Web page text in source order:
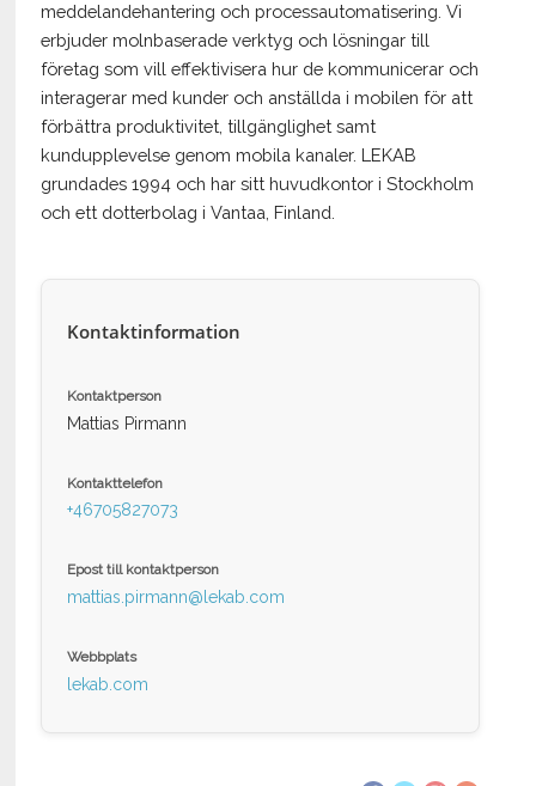
meddelandehantering och processautomatisering. Vi
erbjuder molnbaserade verktyg och lösningar till
företag som vill effektivisera hur de kommunicerar och
interagerar med kunder och anställda i mobilen för att
förbättra produktivitet, tillgänglighet samt
kundupplevelse genom mobila kanaler. LEKAB
grundades 1994 och har sitt huvudkontor i Stockholm
och ett dotterbolag i Vantaa, Finland.
Kontaktinformation
Kontaktperson
Mattias Pirmann
Kontakttelefon
+46705827073
Epost till kontaktperson
mattias.pirmann@lekab.com
Webbplats
lekab.com